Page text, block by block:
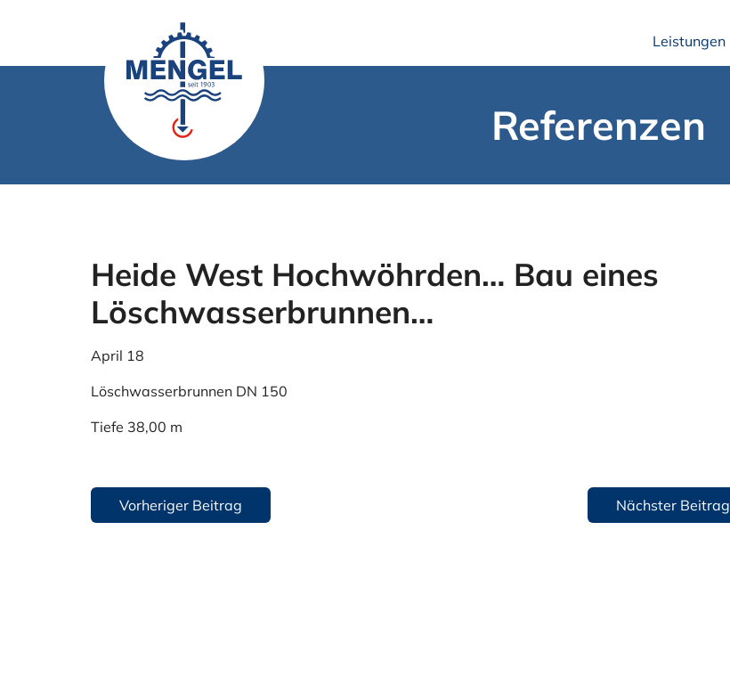
Leistungen
Referenzen
Heide West Hochwöhrden… Bau eines
Löschwasserbrunnen…
April 18
Löschwasserbrunnen DN 150
Tiefe 38,00 m
Beitragsnavigation
Vorheriger Beitrag Nächster Beitrag